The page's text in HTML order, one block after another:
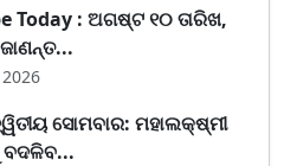
Today : ଅଗଷ୍ଟ ୧୦ ତାରିଖ,
ସୋମବାର: ମହାଲକ୍ଷ୍ମୀ